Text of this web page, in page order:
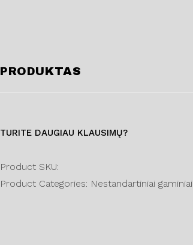
PRODUKTAS
TURITE DAUGIAU KLAUSIMŲ?
Product SKU:
Product Categories: Nestandartiniai gaminiai